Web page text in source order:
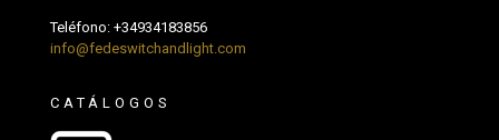
Teléfono: +34934183856
info@fedeswitchandlight.com
CATÁLOGOS